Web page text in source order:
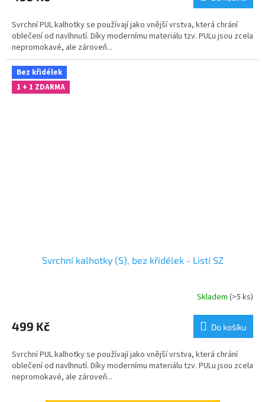
Svrchní PUL kalhotky se používají jako vnější vrstva, která chrání
oblečení od navlhnutí. Díky modernímu materiálu tzv. PULu jsou zcela
nepromokavé, ale zároveň...
Bez křidélek
1 + 1 ZDARMA
Svrchní kalhotky (S), bez křidélek - Listí SZ
Skladem (>5 ks)
499 Kč Do košíku
Svrchní PUL kalhotky se používají jako vnější vrstva, která chrání
oblečení od navlhnutí. Díky modernímu materiálu tzv. PULu jsou zcela
nepromokavé, ale zároveň...